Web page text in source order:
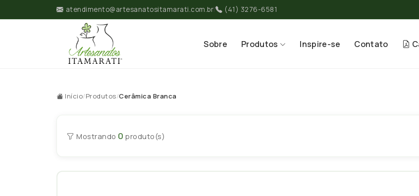
atendimento@artesanatositamarati.com.br| (41) 3276-6581
Sobre Produtos Inspire-se Contato
Início/Produtos/Cerâmica Branca
Mostrando 0 produto(s)